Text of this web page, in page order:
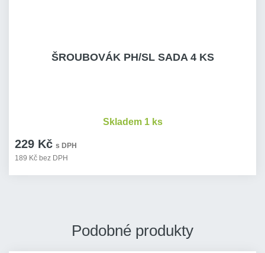
ŠROUBOVÁK PH/SL SADA 4 KS
229 Kč s DPH
189 Kč bez DPH
Skladem 1 ks
Podobné produkty